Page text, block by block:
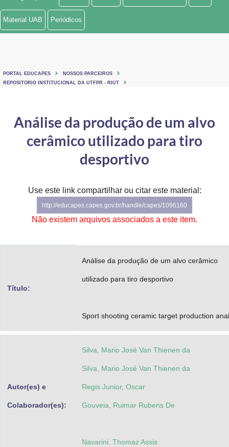
Ministério de Minas e Energia
Ministério do Turismo
Controladoria-Geral da União
Ministério da Mulher, da Família e dos Direitos Humanos
Secretaria de Governo
Gabinete de Segurança Institucional
Material UAB Periódicos
PORTAL EDUCAPES
NOSSOS PARCEIROS
REPOSITORIO INSTITUCIONAL DA UTFPR - RIUT
Análise da produção de um alvo
cerâmico utilizado para tiro
desportivo
Use este link compartilhar ou citar este material:
http://educapes.capes.gov.br/handle/capes/1096160
Não existem arquivos associados a este item.
Título:
Análise da produção de um alvo cerâmico
utilizado para tiro desportivo
Sport shooting ceramic target production
Autor(es) e
Colaborador(es):
Silva, Mario José Van Thienen da
Silva, Mario José Van Thienen da
Regis Junior, Oscar
Gouveia, Ruimar Rubens De
Navarini, Thomaz Assis